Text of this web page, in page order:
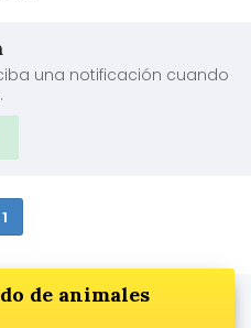
una notificación cuando
1
de animales